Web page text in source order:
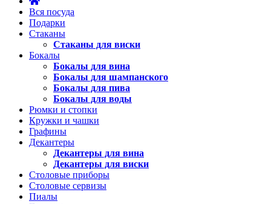
Вся посуда
Подарки
Стаканы
Стаканы для виски
Бокалы
Бокалы для вина
Бокалы для шампанского
Бокалы для пива
Бокалы для воды
Рюмки и стопки
Кружки и чашки
Графины
Декантеры
Декантеры для вина
Декантеры для виски
Столовые приборы
Столовые сервизы
Пиалы